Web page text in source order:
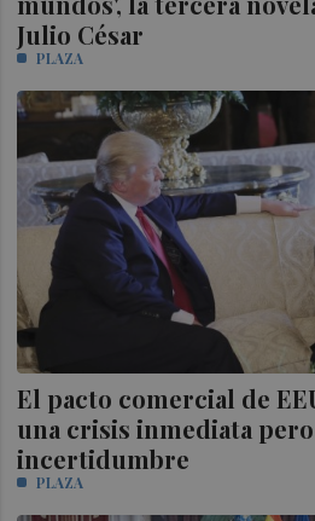
Julio César
PLAZA
El pacto comercial de
una crisis inmediata
incertidumbre
PLAZA